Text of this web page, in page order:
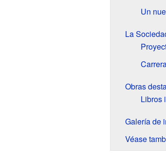
Un
La
Obras
Libros
Galería de
Véase